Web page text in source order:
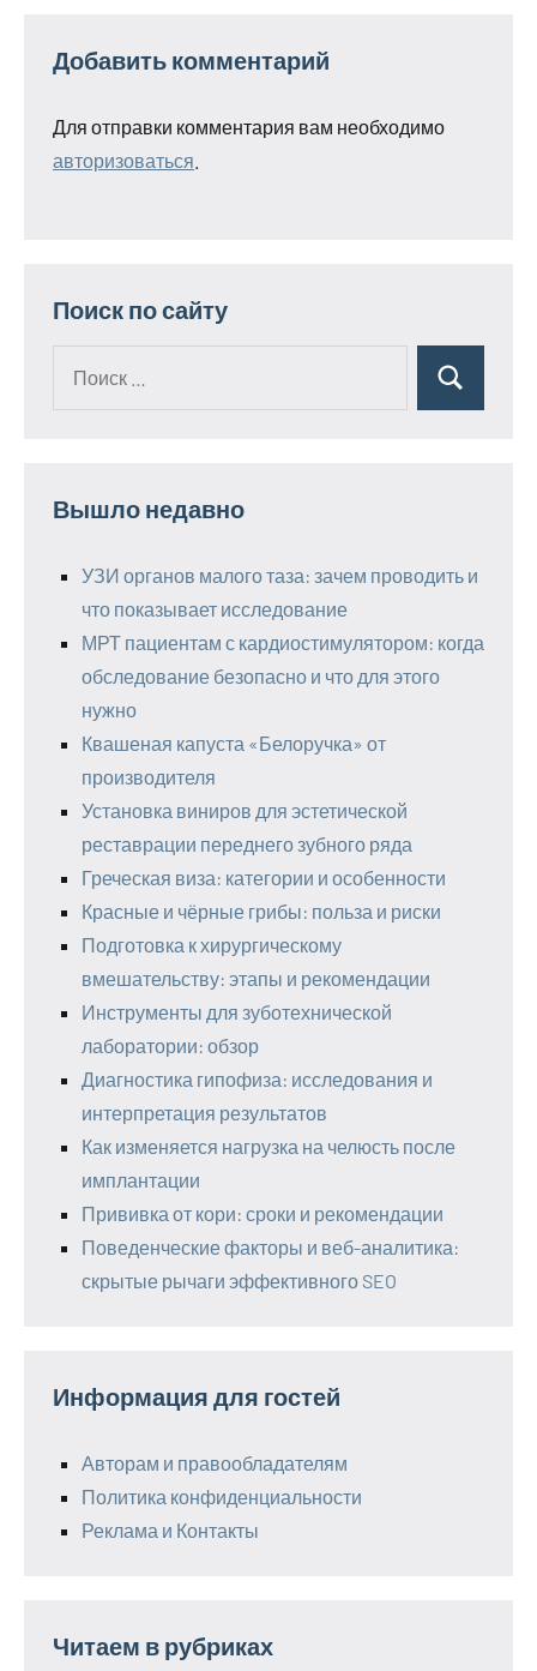
Добавить комментарий
Для отправки комментария вам необходимо
авторизоваться
Поиск по сайту
Поиск
Вышло недавно
УЗИ органов малого таза: зачем проводить и
что показывает исследование
МРТ пациентам с кардиостимулятором: когда
обследование безопасно и что для этого
нужно
Квашеная капуста «Белоручка» от
производителя
Установка виниров для эстетической
реставрации переднего зубного ряда
Греческая виза: категории и особенности
Красные и чёрные грибы: польза и риски
Подготовка к хирургическому
вмешательству: этапы и рекомендации
Инструменты для зуботехнической
лаборатории: обзор
Диагностика гипофиза: исследования и
интерпретация результатов
Как изменяется нагрузка на челюсть после
имплантации
Прививка от кори: сроки и рекомендации
Поведенческие факторы и веб-аналитика:
скрытые рычаги эффективного SEO
Информация для гостей
Авторам и правообладателям
Политика конфиденциальности
Реклама и Контакты
Читаем в рубриках